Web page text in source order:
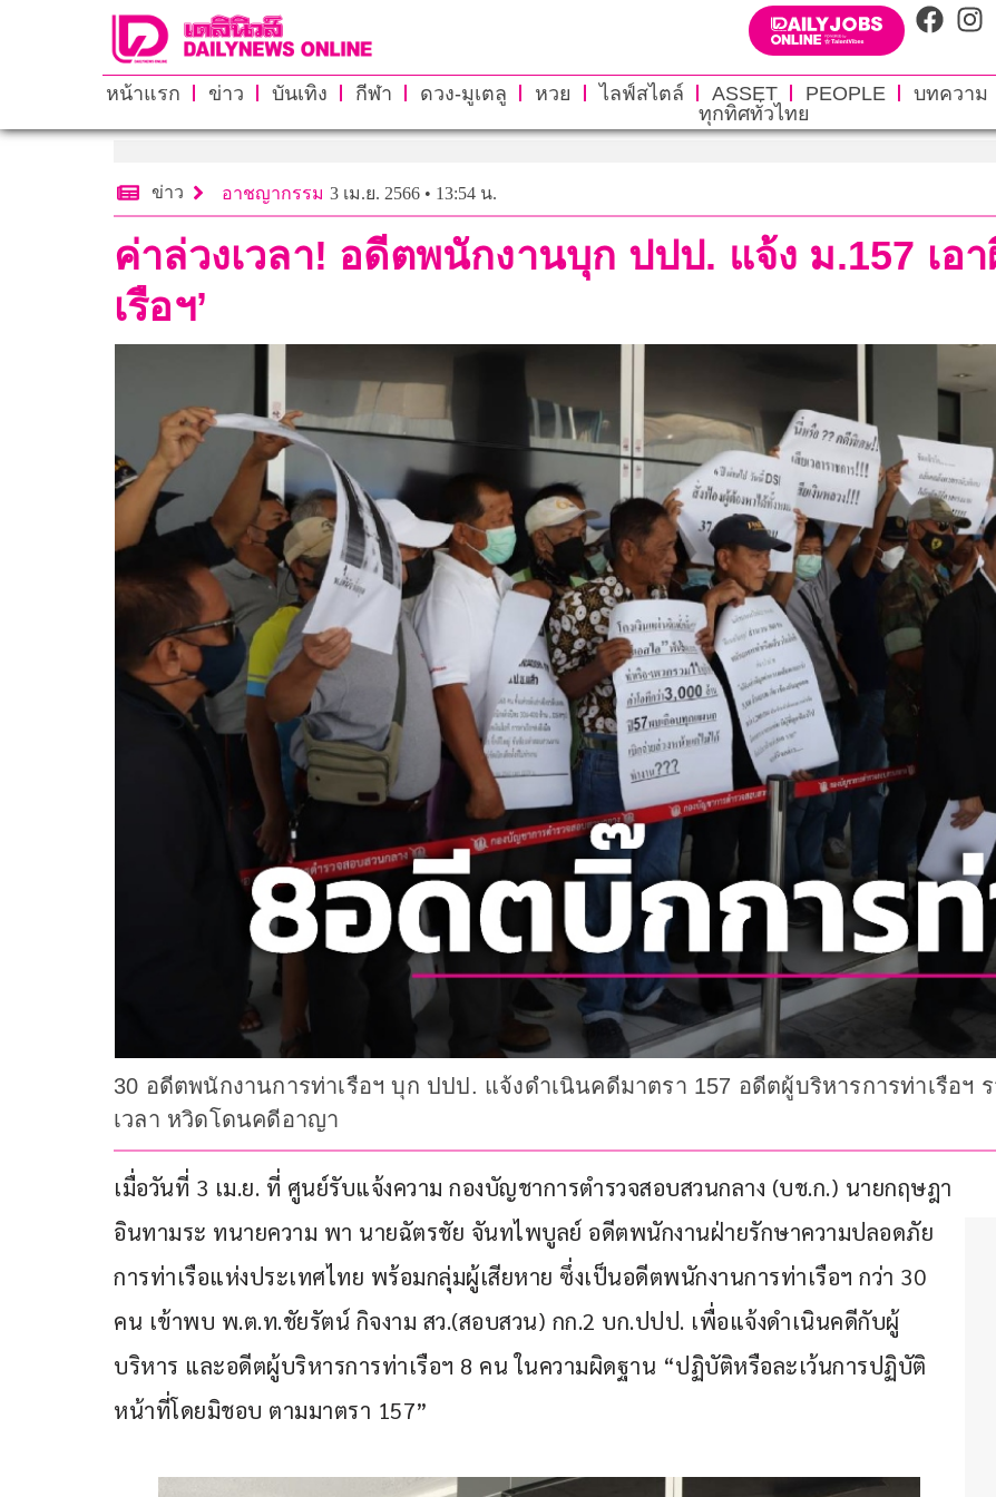
หน้าแรก ข่าว บันเทิง กีฬา ดวง-มูเตลู หวย ไลฟ์สไตล์ ASSET PEOPLE บทความ
ทุกทิศทั่วไทย
ข่าว อาชญากรรม 3 เม.ย. 2566 • 13:54 น.
ค่าล่วงเวลา! อดีตพนักงานบุก ปปป. แจ้ง ม.157 เอ
เรือฯ’
30 อดีตพนักงานการท่าเรือฯ บุก ปปป. แจ้งดำเนินคดีมาตรา 157 อดีตผู้บริหารการท่าเรือฯ
เวลา หวิดโดนคดีอาญา
เมื่อวันที่ 3 เม.ย. ที่ ศูนย์รับแจ้งความ กองบัญชาการตำรวจสอบสวนกลาง (บช.ก.) นายกฤษฎา
อินทามระ ทนายความ พา นายฉัตรชัย จันทไพบูลย์ อดีตพนักงานฝ่ายรักษาความปลอดภัย
การท่าเรือแห่งประเทศไทย พร้อมกลุ่มผู้เสียหาย ซึ่งเป็นอดีตพนักงานการท่าเรือฯ กว่า 30
คน เข้าพบ พ.ต.ท.ชัยรัตน์ กิจงาม สว.(สอบสวน) กก.2 บก.ปปป. เพื่อแจ้งดำเนินคดีกับผู้
บริหาร และอดีตผู้บริหารการท่าเรือฯ 8 คน ในความผิดฐาน “ปฏิบัติหรือละเว้นการปฏิบัติ
หน้าที่โดยมิชอบ ตามมาตรา 157”